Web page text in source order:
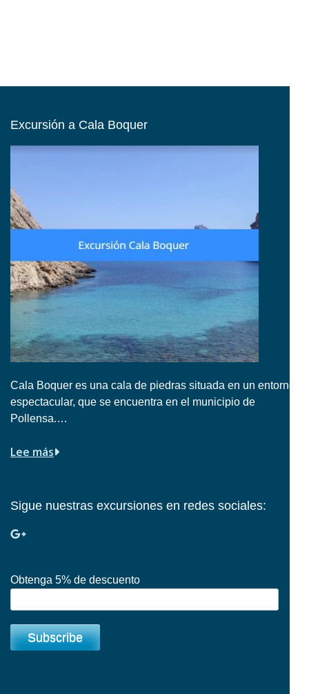
Excursión a Cala Boquer
Cala Boquer es una cala de piedras situada en un entorno
espectacular, que se encuentra en el municipio de
Pollensa.…
Lee más
Sigue nuestras excursiones en redes sociales:
Obtenga 5% de descuento